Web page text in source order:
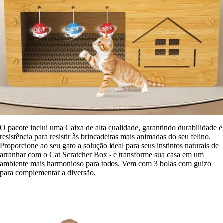
O pacote inclui uma Caixa de alta qualidade, garantindo durabilidade e
resistência para resistir às brincadeiras mais animadas do seu felino.
Proporcione ao seu gato a solução ideal para seus instintos naturais de
arranhar com o Cat Scratcher Box - e transforme sua casa em um
ambiente mais harmonioso para todos. Vem com 3 bolas com guizo
para complementar a diversão.